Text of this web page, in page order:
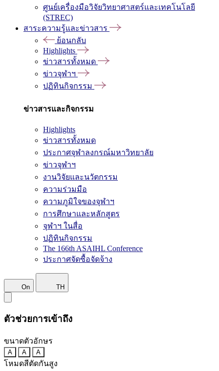
ศูนย์เครื่องมือวิจัยวิทยาศาสตร์และเทคโนโลยี
(STREC)
สาระความรู้และข่าวสาร
ย้อนกลับ
Highlights
ข่าวสารทั้งหมด
ข่าวจุฬาฯ
ปฏิทินกิจกรรม
ข่าวสารและกิจกรรม
Highlights
ข่าวสารทั้งหมด
ประกาศจุฬาลงกรณ์มหาวิทยาลัย
ข่าวจุฬาฯ
งานวิจัยและนวัตกรรม
ความร่วมมือ
ความภูมิใจของจุฬาฯ
การศึกษาและหลักสูตร
จุฬาฯ ในสื่อ
ปฏิทินกิจกรรม
The 166th ASAIHL Conference
ประกาศจัดซื้อจัดจ้าง
On TH
ตัวช่วยการเข้าถึง
ขนาดตัวอักษร
A A A
โหมดสีตัดกันสูง